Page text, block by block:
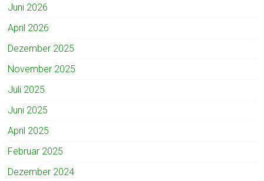
Juni 2026
April 2026
Dezember 2025
November 2025
Juli 2025
Juni 2025
April 2025
Februar 2025
Dezember 2024